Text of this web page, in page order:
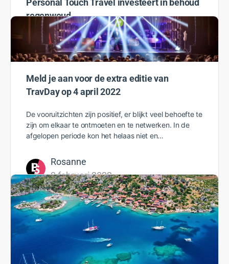
regenwoud
Om het belang van duurzaam reizen te onderstrepen,
is Personal Touch Travel een samenwerking
aangegaan met Stichting Oasebos. De stichting heeft
Rosanne
3 februari 2022
Meld je aan voor de extra editie van
TravDay op 4 april 2022
De vooruitzichten zijn positief, er blijkt veel behoefte te
zijn om elkaar te ontmoeten en te netwerken. In de
afgelopen periode kon het helaas niet en…
Rosanne
2 februari 2022